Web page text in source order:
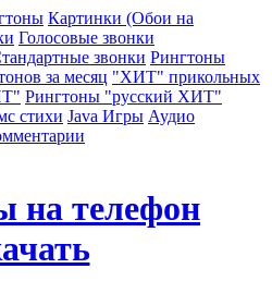
Картинки (Обои на
Голосовые звонки
звонки Рингтоны
за месяц "ХИТ" прикольных
Рингтоны "русский ХИТ"
стихи Java Игры Аудио
на телефон